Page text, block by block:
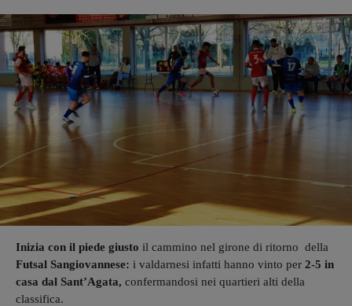
Inizia con il piede giusto il cammino nel girone di ritorno della
Futsal Sangiovannese: i valdarnesi infatti hanno vinto per 2-5 in
casa dal Sant’Agata, confermandosi nei quartieri alti della
classifica.